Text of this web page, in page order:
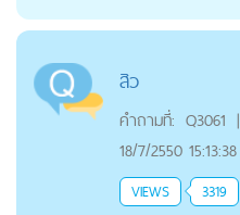
สิว
คำถามที่: Q3061 |
18/7/2550 15:13:38
VIEWS 3319